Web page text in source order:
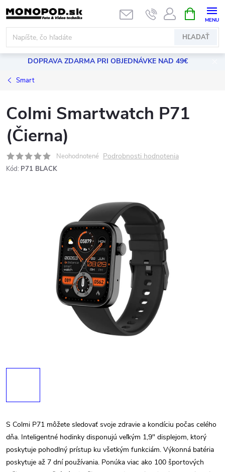
Prejsť
na
obsah
HĽADAŤ
KOŠÍK
DOPRAVA ZDARMA PRI OBJEDNÁVKE NAD 49€
Smart
Colmi Smartwatch P71
(Čierna)
Neohodnotené Podrobnosti hodnotenia
Kód: P71 BLACK
S Colmi P71 môžete sledovať svoje zdravie a kondíciu počas celého
dňa. Inteligentné hodinky disponujú veľkým 1,9" displejom, ktorý
poskytuje pohodlný prístup ku všetkým funkciám. Výkonná batéria
poskytuje až 7 dní používania. Ponúka viac ako 100 športových